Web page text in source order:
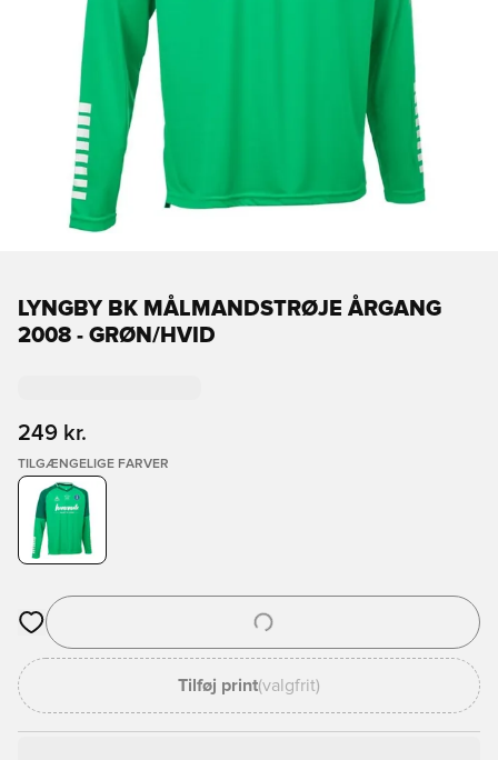
LYNGBY BK MÅLMANDSTRØJE ÅRGANG
2008 - GRØN/HVID
249 kr.
TILGÆNGELIGE FARVER
Åbner en Modal til at logge ind eller tilmelde dig som medlem
Tilføj print(valgfrit)